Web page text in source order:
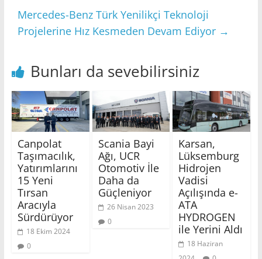
Mercedes-Benz Türk Yenilikçi Teknoloji
Projelerine Hız Kesmeden Devam Ediyor →
Bunları da sevebilirsiniz
Canpolat
Taşımacılık,
Yatırımlarını
15 Yeni
Tırsan
Aracıyla
Sürdürüyor
18 Ekim 2024
0
Scania Bayi
Ağı, UCR
Otomotiv İle
Daha da
Güçleniyor
26 Nisan 2023
0
Karsan,
Lüksemburg
Hidrojen
Vadisi
Açılışında e-
ATA
HYDROGEN
ile Yerini Aldı
18 Haziran